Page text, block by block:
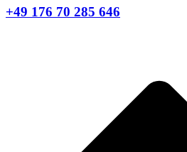
+49 176 70 285 646